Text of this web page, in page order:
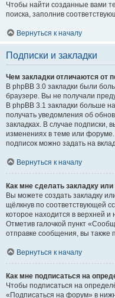
Чтобы найти созданные вами
поиска, заполнив
Вернуться к началу
Подписки и закладки
Чем закладки отличаются от
В phpBB 3.0 закладки были
браузере. Вы не получали
В phpBB 3.1 закладки больше
получать уведомления об
закладках. В случае подписки,
изменениях в теме или
подписок можно задать на
Вернуться к началу
Как мне сделать закладку
Вы можете создать закладку
щёлкнув по соответствующей
которое находится в верхней
Отметив галочкой пункт
отправке сообщения, вы также
Вернуться к началу
Как мне подписаться на
Чтобы подписаться на
«Подписаться на форум» в